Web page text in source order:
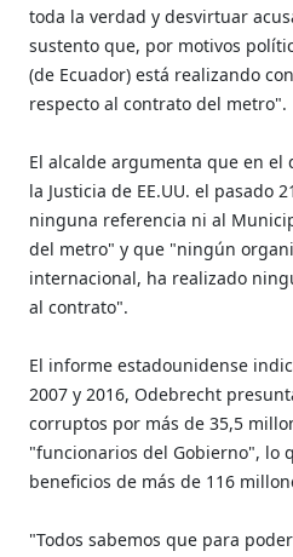
toda la verdad y desvirtuar
sustento que, por motivos
(de Ecuador) está realizando
respecto al contrato del metro".
El alcalde argumenta que en
la Justicia de EE.UU. el pasado
ninguna referencia ni al
del metro" y que "ningún
internacional, ha realizado
al contrato".
El informe estadounidense
2007 y 2016, Odebrecht
corruptos por más de 35,5
"funcionarios del Gobierno", lo
beneficios de más de 116
"Todos sabemos que para